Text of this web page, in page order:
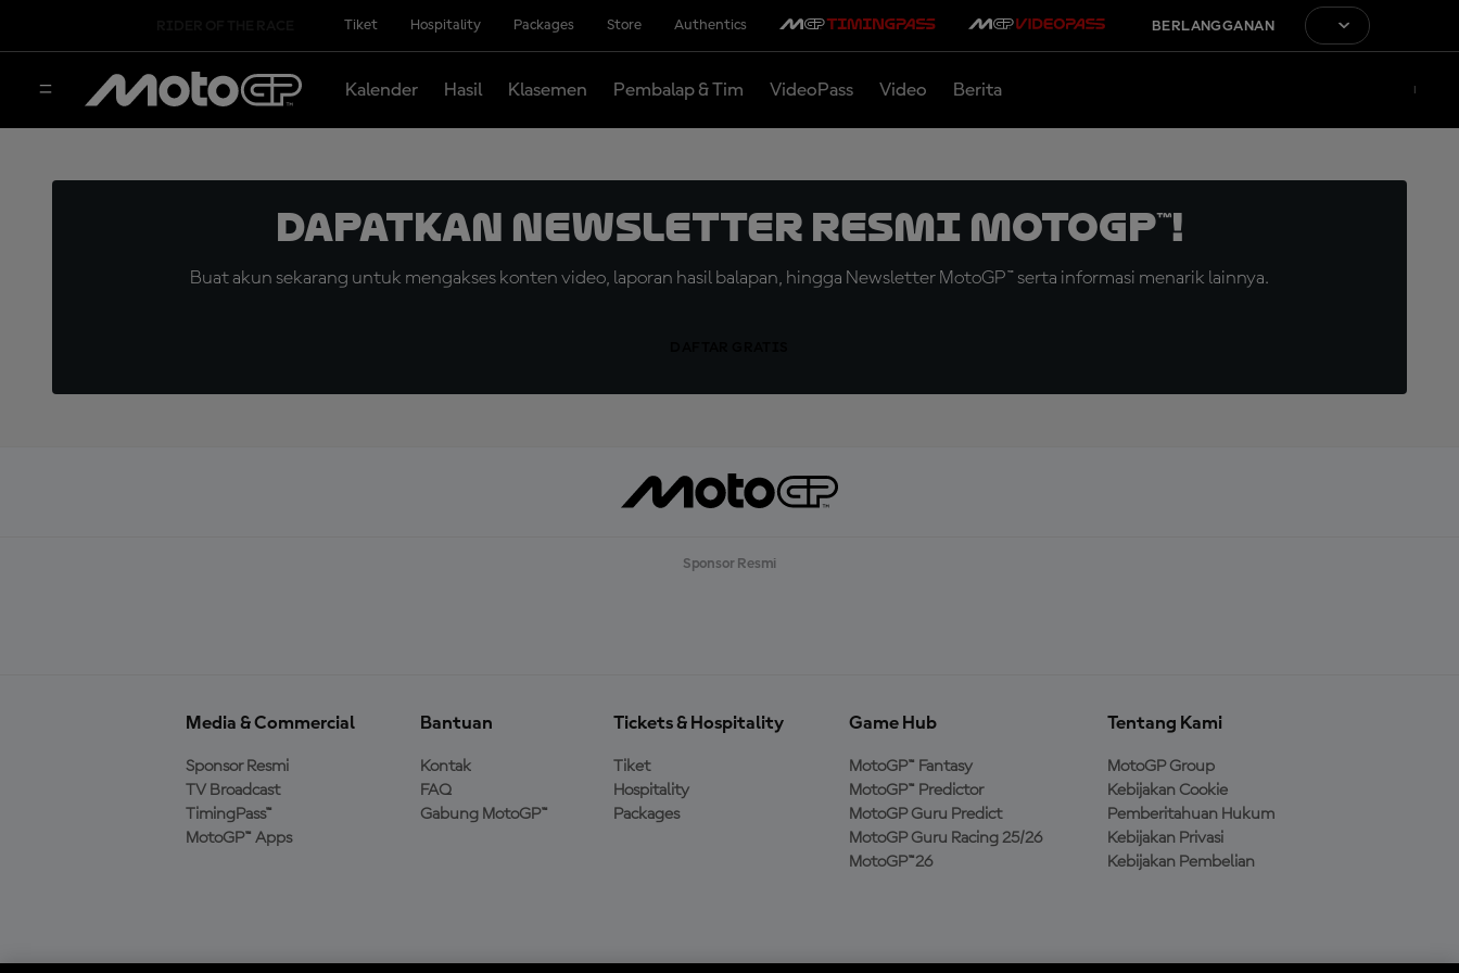
Tiket Hospitality Packages Store Authentics BERLANGGANAN
Kalender Hasil Klasemen Pembalap & Tim VideoPass Video Berita
Dapatkan Newsletter Resmi MotoGP™!
Buat akun sekarang untuk mengakses konten video, laporan hasil balapan, hingga Newsletter MotoGP™ serta informasi menarik lainnya.
Sponsor Resmi
Media & Commercial
Sponsor Resmi
TV Broadcast
TimingPass™
MotoGP™ Apps
Bantuan
Kontak
FAQ
Gabung MotoGP™
Tickets & Hospitality
Tiket
Hospitality
Packages
Game Hub
MotoGP™ Fantasy
MotoGP™ Predictor
MotoGP Guru Predict
MotoGP Guru Racing 25/26
MotoGP™26
Tentang Kami
MotoGP Group
Kebijakan Cookie
Pemberitahuan Hukum
Kebijakan Privasi
Kebijakan Pembelian